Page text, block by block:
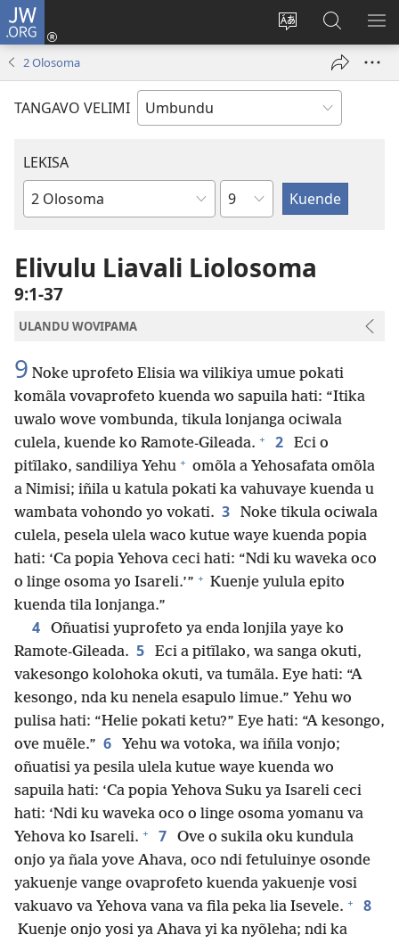
JW.ORG
Change
language
Iñila
(yikula
Sandiliya
vo
JW.ORG
2 Olosoma
TANGAVO VELIMI
LEKISA
Elivulu
Ocipama
Elivulu Liavali Liolosoma
9:1-37
ULANDU WOVIPAMA
9 Noke uprofeto Elisia wa vilikiya umue pokati
komãla vovaprofeto kuenda wo sapuila hati: “Itika
uwalo wove vombunda, tikula lonjanga ociwala
culela, kuende ko Ramote-Gileada. + 2
Eci o
pitĩlako, sandiliya Yehu + omõla a Yehosafata omõla
a Nimisi; iñila u katula pokati ka vahuvaye kuenda u
wambata vohondo yo vokati. 3
Noke tikula ociwala
culela, pesela ulela waco kutue waye kuenda popia
hati: ‘Ca popia Yehova ceci hati: “Ndi ku waveka oco
o linge osoma yo Isareli.’” + Kuenje yulula epito
kuenda tila lonjanga.”
4
Oñuatisi yuprofeto ya enda lonjila yaye ko
Ramote-Gileada. 5
Eci a pitĩlako, wa sanga okuti,
vakesongo kolohoka okuti, va tumãla. Eye hati: “A
kesongo, nda ku nenela esapulo limue.” Yehu wo
pulisa hati: “Helie pokati ketu?” Eye hati: “A kesongo,
ove muẽle.” 6
Yehu wa votoka, wa iñila vonjo;
oñuatisi ya pesila ulela kutue waye kuenda wo
sapuila hati: ‘Ca popia Yehova Suku ya Isareli ceci
hati: ‘Ndi ku waveka oco o linge osoma yomanu va
Yehova ko Isareli. + 7
Ove o sukila oku kundula
onjo ya ñala yove Ahava, oco ndi fetuluinye osonde
yakuenje vange ovaprofeto kuenda yakuenje vosi
vakuavo va Yehova vana va fila peka lia Isevele. + 8
Kuenje onjo yosi ya Ahava yi ka nyõleha; ndi ka